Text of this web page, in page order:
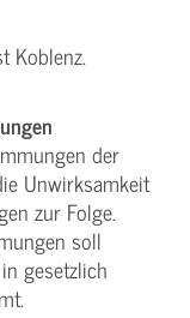
Koblenz.
der
Unwirksamkeit
zur Folge.
soll
gesetzlich